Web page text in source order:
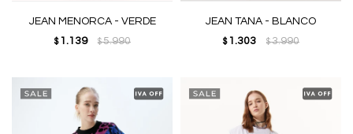
JEAN MENORCA - VERDE
$ 1.139 $5.990
JEAN TANA - BLANCO
$ 1.303 $3.990